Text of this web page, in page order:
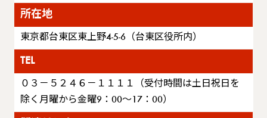
所在地
東京都台東区東上野4-5-6（台東区役所内）
TEL
０３－５２４６－１１１１（受付時間は土日祝日を
除く月曜から金曜9：00～17：00）